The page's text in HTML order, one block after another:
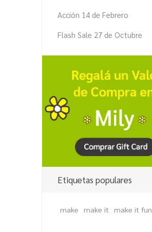
Acción 14 de Febrero
Flash Sale 27 de Octubre
Etiquetas populares
make make it make it fun